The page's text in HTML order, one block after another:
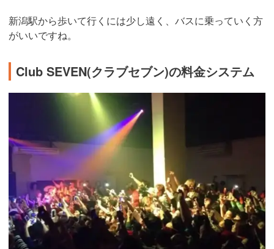
新潟駅から歩いて行くには少し遠く、バスに乗っていく方
がいいですね。
Club SEVEN(クラブセブン)の料金システム